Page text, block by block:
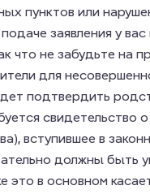
пунктов или
заявления у
что не забудьте на
для
подтвердить
свидетельство
вступившее в
должны быть
это в основном